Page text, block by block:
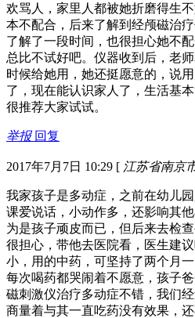
欢骂人，家里人都被她折磨得生
本不配合，后来了解到经颅磁治
了解了一段时间，也很担心她不
总比不试好吧。仪器收到后，老
时候给她用，她还挺愿意的，说
了，现在能认识家人了，生活基
很推荐大家试试。
举报 回复
2017年7月7日 10:29 [ 江苏省南京
我家孩子是多动症，之前在幼儿
课爱说话，小动作多，还影响其
为是孩子顽皮而已，但后来去检
很担心，带他去医院看，医生建
小，用的中药，可坚持了两个月
每次喝药都哭闹着不愿意，孩子
磁刺激仪治疗多动症不错，我们
商量着与其一直吃药没有效果，